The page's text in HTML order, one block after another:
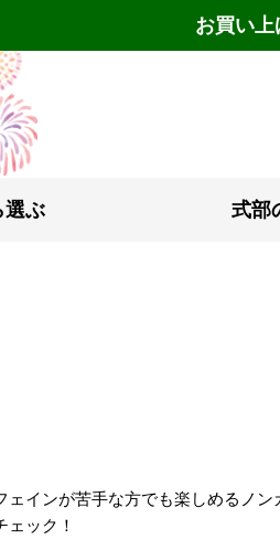
お買い上
選ぶ 式部
ェインが苦手な方でも楽しめるノ
ェック！